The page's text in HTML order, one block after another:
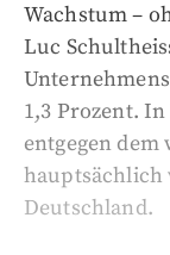
Wachstum –
Luc
1,3 Prozent.
entgegen
hauptsächlich
Deutschland.